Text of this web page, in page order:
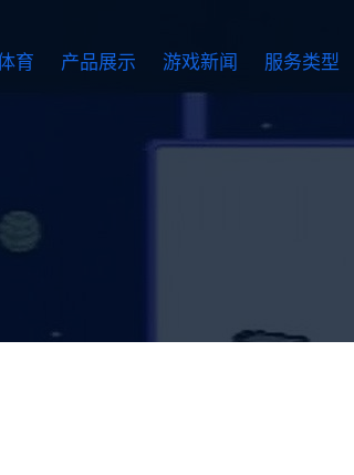
育 产品展示 游戏新闻 服务类型